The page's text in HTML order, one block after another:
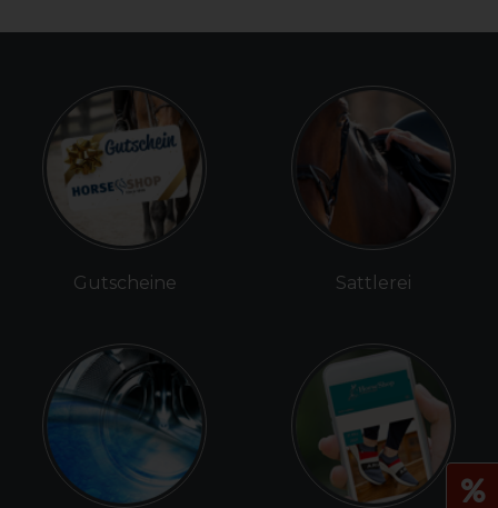
Gutscheine Sattlerei